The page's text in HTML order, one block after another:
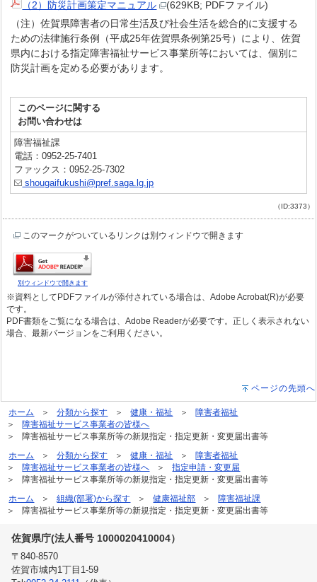
（2）防災計画策定マニュアル
(629KB; PDFファイル)
（注）佐賀県障害者の日常生活及び社会生活を総合的に支援する
ための法律施行条例（平成25年佐賀県条例第25号）により、佐賀
県内における指定障害福祉サービス事業所等においては、個別に
防災計画を定める必要があります。
このページに関する
お問い合わせは
障害福祉課
電話：0952-25-7401
ファックス：0952-25-7302
shougaifukushi@pref.saga.lg.jp
（ID:3373）
このマークがついているリンクは別ウィンドウで開きます
別ウィンドウで開きます
※資料としてPDFファイルが添付されている場合は、Adobe Acrobat(R)が必要
です。
PDF書類をご覧になる場合は、Adobe Readerが必要です。正しく表示されない
場合、最新バージョンをご利用ください。
ページの先頭へ
ホーム 分類から探す 健康・福祉
障害者福祉
障害福祉サービス事業者の皆様へ
障害福祉サービス事業所等の新規指定・指定更新・変更届出書等
ホーム
分類から探す 健康・福祉
障害者福祉
障害福祉サービス事業者の皆様へ
指定申請・変更届
障害福祉サービス事業所等の新規指定・指定更新・変更届出書等
ホーム
組織(部署)から探す 健康福祉部
障害福祉課
障害福祉サービス事業所等の新規指定・指定更新・変更届出書等
佐賀県庁(法人番号 1000020410004）
〒840-8570
佐賀市城内1丁目1-59